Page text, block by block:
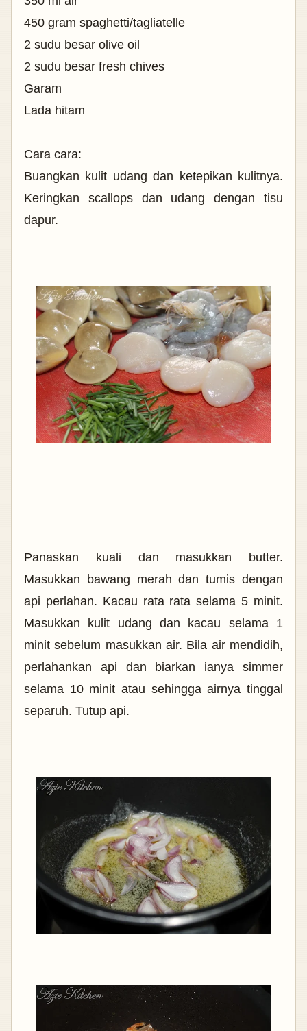
450 gram spaghetti/tagliatelle
2 sudu besar olive oil
2 sudu besar fresh chives
Garam
Lada hitam
Cara cara:
Buangkan kulit udang dan ketepikan kulitnya.
Keringkan scallops dan udang dengan tisu
dapur.
Panaskan kuali dan masukkan butter.
Masukkan bawang merah dan tumis dengan
api perlahan. Kacau rata rata selama 5 minit.
Masukkan kulit udang dan kacau selama 1
minit sebelum masukkan air. Bila air mendidih,
perlahankan api dan biarkan ianya simmer
selama 10 minit atau sehingga airnya tinggal
separuh. Tutup api.